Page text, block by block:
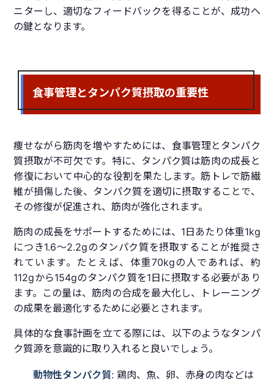
ニターし、適切なフィードバックを得ることが、成功へ
の鍵となります。
食事管理とタンパク質摂取の重要性
痩せながら筋肉を増やすためには、食事管理とタンパク
質摂取が不可欠です。特に、タンパク質は筋肉の成長と
修復において中心的な役割を果たします。筋トレで筋繊
維が損傷した後、タンパク質を適切に摂取することで、
その修復が促進され、筋肉が強化されます。
筋肉の成長をサポートするためには、1日あたり体重1kg
につき1.6～2.2gのタンパク質を摂取することが推奨さ
れています。たとえば、体重70kgの人であれば、約
112gから154gのタンパク質を1日に摂取する必要があり
ます。この量は、筋肉の合成を最大化し、トレーニング
の成果を最適化するために必要とされます。
具体的な食事計画を立てる際には、以下のようなタンパ
ク質源を意識的に取り入れると良いでしょう。
動物性タンパク質: 鶏肉、魚、卵、赤身の肉などは